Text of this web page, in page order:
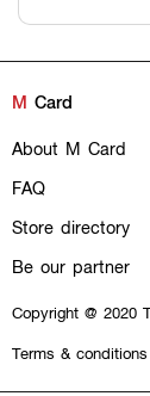
M Card
About M Card
FAQ
Store directory
Be our partner
Copyright @ 2020
Terms & conditions